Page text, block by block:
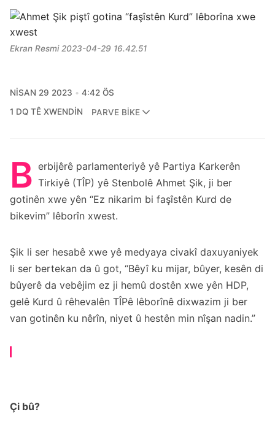
Ekran Resmi 2023-04-29 16.42.51
NISAN 29 2023
4:42 ÖS
1 DQ TÊ XWENDIN
PARVE BIKE
B erbijêrê parlamenteriyê yê Partiya Karkerên
Tirkiyê (TÎP) yê Stenbolê Ahmet Şik, ji ber
gotinên xwe yên “Ez nikarim bi faşîstên Kurd de
bikevim” lêborîn xwest.
Şik li ser hesabê xwe yê medyaya civakî daxuyaniyek
li ser bertekan da û got, “Bêyî ku mijar, bûyer, kesên di
bûyerê da vebêjim ez ji hemû dostên xwe yên HDP,
gelê Kurd û rêhevalên TÎPê lêborînê dixwazim ji ber
van gotinên ku nêrîn, niyet û hestên min nîşan nadin.”
Çi bû?